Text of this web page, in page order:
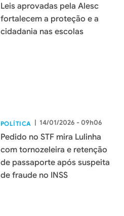
Leis aprovadas pela Alesc
fortalecem a proteção e a
cidadania nas escolas
POLÍTICA | 14/01/2026 - 09h06
Pedido no STF mira Lulinha
com tornozeleira e retenção
de passaporte após suspeita
de fraude no INSS